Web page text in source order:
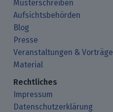
Musterschreiben
Aufsichtsbehörden
Blog
Presse
Veranstaltungen & Vorträge
Material
Rechtliches
Impressum
Datenschutzerklärung